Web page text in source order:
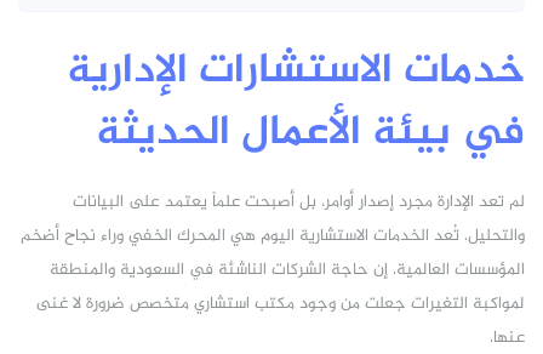
خدمات الاستشارات الإدارية
في بيئة الأعمال الحديثة
لم تعد الإدارة مجرد إصدار أوامر، بل أصبحت علماً يعتمد على البيانات
والتحليل. تُعد الخدمات الاستشارية اليوم هي المحرك الخفي وراء نجاح أضخم
المؤسسات العالمية. إن حاجة الشركات الناشئة في السعودية والمنطقة
لمواكبة التغيرات جعلت من وجود مكتب استشاري متخصص ضرورة لا غنى
عنها.